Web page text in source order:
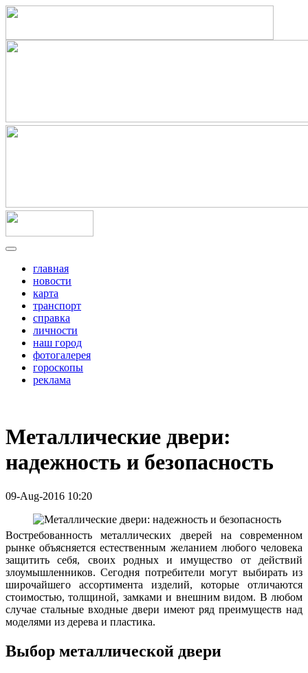
главная
новости
карта
транспорт
справка
личности
наш город
фотогалерея
гороскопы
реклама
Металлические двери:
надежность и безопасность
09-Aug-2016 10:20
Востребованность металлических дверей на современном
рынке объясняется естественным желанием любого человека
защитить себя, своих родных и имущество от действий
злоумышленников. Сегодня потребители могут выбирать из
широчайшего ассортимента изделий, которые отличаются
стоимостью, толщиной, замками и внешним видом. В любом
случае стальные входные двери имеют ряд преимуществ над
моделями из дерева и пластика.
Выбор металлической двери